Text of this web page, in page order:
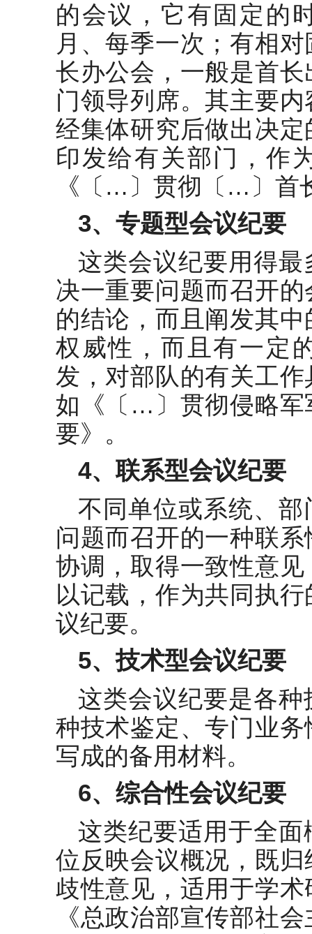
的会议，它有固定的
月、每季一次；有相
长办公会，一般是首
门领导列席。其主要
经集体研究后做出决
印发给有关部门，作
《〔…〕贯彻〔…〕首
3、专题型会议纪要
这类会议纪要用得
决一重要问题而召开
的结论，而且阐发其
权威性，而且有一定
发，对部队的有关工
如《〔…〕贯彻侵略军
要》。
4、联系型会议纪要
不同单位或系统、
问题而召开的一种联
协调，取得一致性意
以记载，作为共同执
议纪要。
5、技术型会议纪要
这类会议纪要是各
种技术鉴定、专门业
写成的备用材料。
6、综合性会议纪要
这类纪要适用于全
位反映会议概况，既
歧性意见，适用于学
《总政治部宣传部社